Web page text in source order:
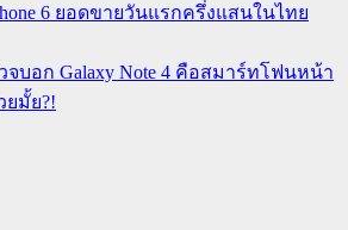
6 ยอดขายวันแรกครึ่งแสนในไทย
จบอก Galaxy Note 4 คือสมาร์ทโฟนหน้า
มั้ย?!